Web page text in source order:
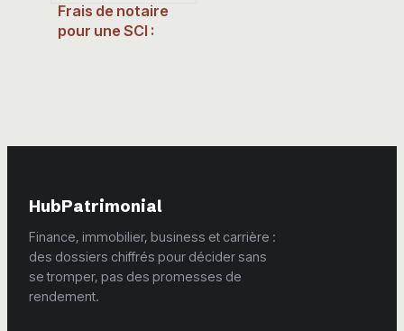
Frais de notaire
pour une SCI :
HubPatrimonial
Finance, immobilier, business et carrière :
des dossiers chiffrés pour décider sans
se tromper, pas des promesses de
rendement.